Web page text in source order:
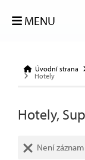
MENU
Úvodní strana
Hotely
Hotely,
Není záznam